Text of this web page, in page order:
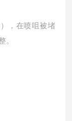
，在喷咀被堵
。